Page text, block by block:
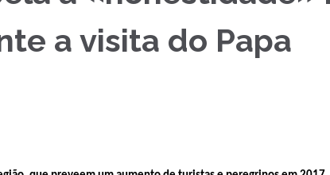
a visita do Papa